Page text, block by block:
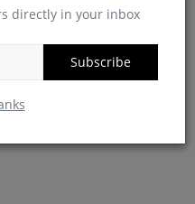
directly in your inbox
Subscribe